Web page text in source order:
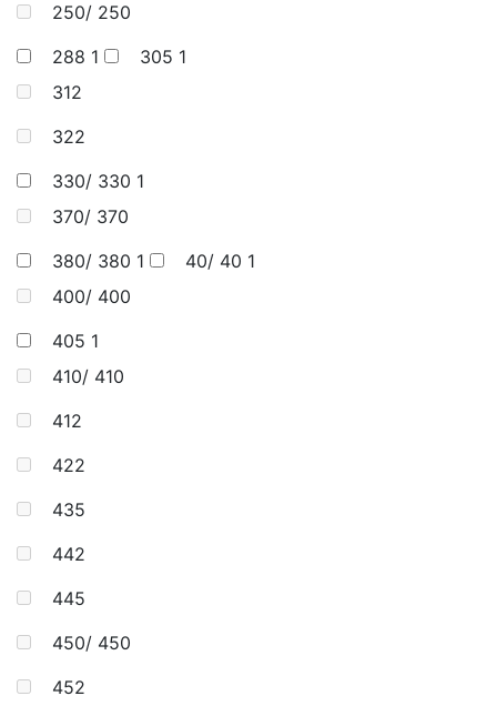
250/ 250
288 1 305 1
312
322
330/ 330 1
370/ 370
380/ 380 1 40/ 40 1
400/ 400
405 1
410/ 410
412
422
435
442
445
450/ 450
452